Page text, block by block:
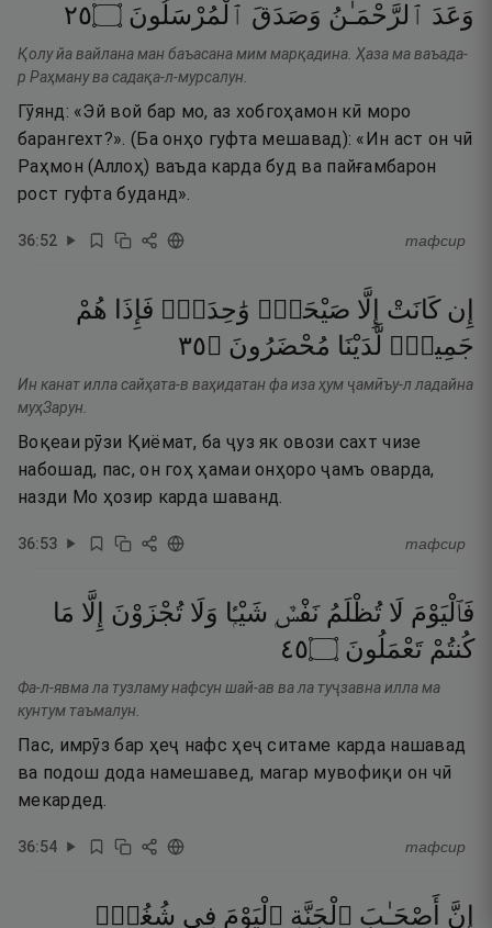
وَعَدَ ٱلرَّحْمَـٰنُ وَصَدَقَ ٱلْمُرْسَلُونَ ۝٥٢
Қолу йа вайлана ман баъасана мим марқадина. Ҳаза ма ваъада-
р Раҳману ва садақа-л-мурсалун.
Гӯянд: «Эй вой бар мо, аз хобгоҳамон кӣ моро
барангехт?». (Ба онҳо гуфта мешавад): «Ин аст он чӣ
Раҳмон (Аллоҳ) ваъда карда буд ва пайғамбарон
рост гуфта буданд».
36:52 тафсир
إِن كَانَتْ إِلَّا صَيْحَةًۭ وَٰحِدَةًۭ فَإِذَا
هُمْ
جَمِيعٌۭ لَّدَيْنَا مُحْضَرُونَ ۝٥٣
Ин канат илла сайҳата-в ваҳидатан фа иза ҳум ҷамӣъу-л ладайна
муҳЗарун.
Воқеаи рӯзи Қиёмат, ба ҷуз як овози сахт чизе
набошад, пас, он гоҳ ҳамаи онҳоро ҷамъ оварда,
назди Мо ҳозир карда шаванд.
36:53 тафсир
فَٱلْيَوْمَ لَا تُظْلَمُ نَفْسٌۭ شَيْـًۭٔا وَلَا تُجْزَوْنَ إِلَّا مَا
كُنتُمْ تَعْمَلُونَ ۝٥٤
Фа-л-явма ла тузламу нафсун шай-ав ва ла туҷзавна илла ма
кунтум таъмалун.
Пас, имрӯз бар ҳеҷ нафс ҳеҷ ситаме карда нашавад
ва подош дода намешавед, магар мувофиқи он чӣ
мекардед.
36:54 тафсир
إِنَّ أَصْحَـٰبَ ٱلْجَنَّةِ ٱلْيَوْمَ فِى شُغُلٍۢ